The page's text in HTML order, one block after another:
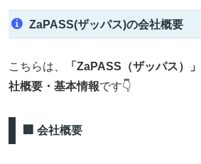
ZaPASS(ザッパス)の会社概要
こちらは、 「ZaPASS（ザッパス）」
社概要・基本情報です👇
🏢 会社概要